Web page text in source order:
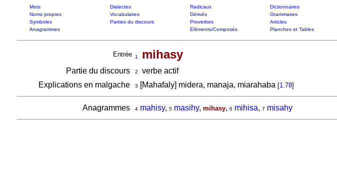
Mots Dialectes Radicaux Dictionnaires
Noms propres
Vocabulaires Dérivés Grammaires
Symboles
Parties du discours Proverbes Articles
Anagrammes
Eléments/Composés Planches et Tables
Entrée 1 mihasy
Partie du discours 2
verbe actif
Explications en malgache
3 [Mahafaly] midera, manaja, miarahaba [1.78]
Anagrammes 4 mahisy, 5 masihy, mihasy, 6 mihisa, 7 misahy